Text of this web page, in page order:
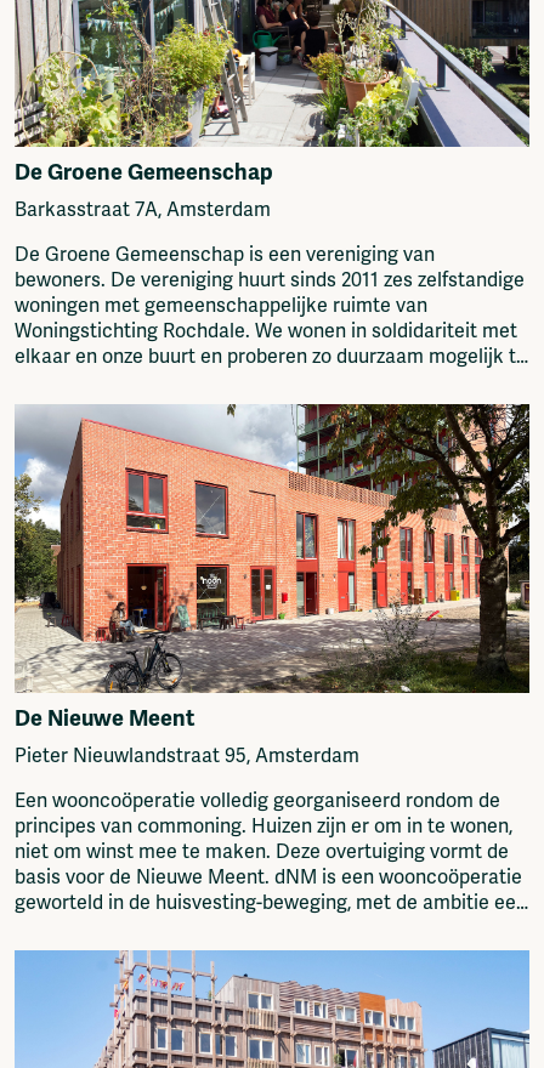
Fragmenta
Vrij Beton
Vrije Ruimte festival
AADE
AA Talks
Ringfeest
AA Academy
Members
Log in to portal
CMS for venues
Media
World
Free spaces
Housing
Media
Squats
If you know of space, organisation, platform.
colelctive that should be added to our network
then please send it to:
info@amsterdamalternative.nl
De Groene Gemeenschap
Barkasstraat 7A, Amsterdam
De Groene Gemeenschap is een vereniging van
bewoners. De vereniging huurt sinds 2011 zes zelfstandige
woningen met gemeenschappelijke ruimte van
Woningstichting Rochdale. We wonen in soldidariteit met
elkaar en onze buurt en proberen zo duurzaam mogelijk te
De Nieuwe Meent
Pieter Nieuwlandstraat 95, Amsterdam
Een wooncoöperatie volledig georganiseerd rondom de
principes van commoning. Huizen zijn er om in te wonen,
niet om winst mee te maken. Deze overtuiging vormt de
basis voor de Nieuwe Meent. dNM is een wooncoöperatie
geworteld in de huisvesting-beweging, met de ambitie een